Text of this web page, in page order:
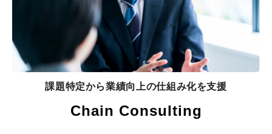
課題特定から業績向上の仕組み化を支援
Chain Consulting